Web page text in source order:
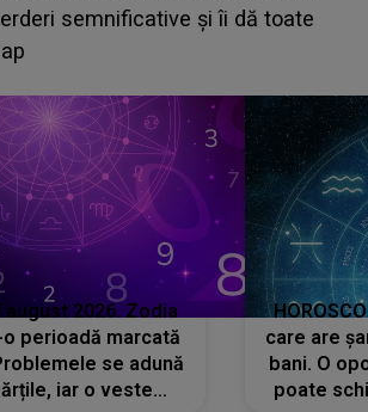
NEAȘTEPTATĂ despre mama
în față, eu nu te iubesc pentru
august 2026. Zodia
perioadă marcată
se adună
iar o veste
care are
bani. O
poate